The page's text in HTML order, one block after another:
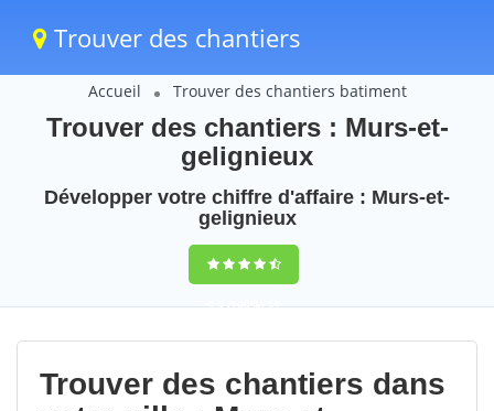
Trouver des chantiers
Accueil Trouver des chantiers batiment
Trouver des chantiers : Murs-et-
gelignieux
Développer votre chiffre d'affaire : Murs-et-
gelignieux
9,5(100%)51
votes
Trouver des chantiers dans